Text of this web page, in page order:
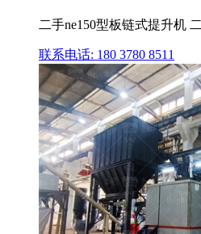
二手ne150型板链式提升机
联系电话: 180 3780 8511